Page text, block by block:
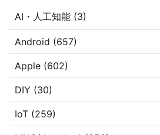
AI・人工知能 (3)
Android (657)
Apple (602)
DIY (30)
IoT (259)